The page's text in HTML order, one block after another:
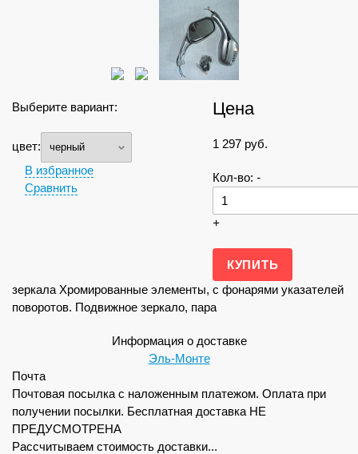
Выберите вариант:
цвет:
В избранное
Сравнить
Цена
1 297 руб.
Кол-во: -
+
зеркала Хромированные элементы, с фонарями указателей
поворотов. Подвижное зеркало, пара
Информация о доставке
Эль-Монте
Почта
Почтовая посылка с наложенным платежом. Оплата при
получении посылки. Бесплатная доставка НЕ
ПРЕДУСМОТРЕНА
Рассчитываем стоимость доставки...